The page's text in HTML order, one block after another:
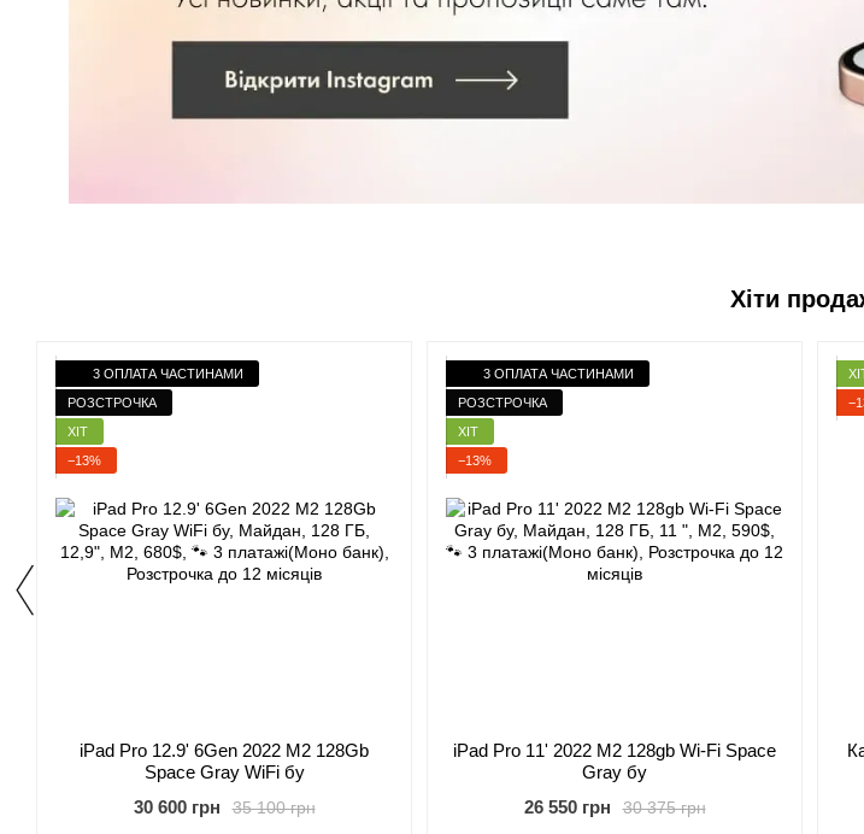
Хіти
3 ОПЛАТА ЧАСТИНАМИ
РОЗСТРОЧКА
ХІТ
−13%
iPad Pro 12.9' 6Gen 2022 M2 128Gb
Space Gray WiFi бу
35 100 грн
30 600 грн
3 ОПЛАТА ЧАСТИНАМИ
РОЗСТРОЧКА
ХІТ
−13%
iPad Pro 11' 2022 M2 128gb Wi-Fi Space
Gray бу
30 375 грн
26 550 грн